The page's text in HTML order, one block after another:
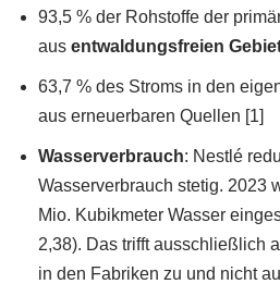
93,5 % der Rohstoffe der
aus entwaldungsfreien
63,7 % des Stroms in den
aus erneuerbaren Quellen [1]
Wasserverbrauch: Nestlé
Wasserverbrauch stetig. 2023
Mio. Kubikmeter Wasser
2,38). Das trifft ausschließlich
in den Fabriken zu und nicht